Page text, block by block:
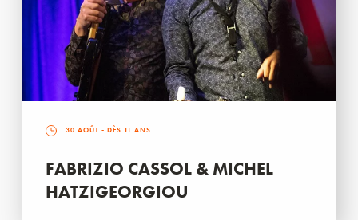
30 AOÛT - DÈS 11 ANS
FABRIZIO CASSOL & MICHEL
HATZIGEORGIOU